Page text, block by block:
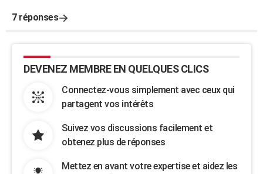
7 réponses
DEVENEZ MEMBRE EN QUELQUES CLICS
Connectez-vous simplement avec ceux qui
partagent vos intérêts
Suivez vos discussions facilement et
obtenez plus de réponses
Mettez en avant votre expertise et aidez les